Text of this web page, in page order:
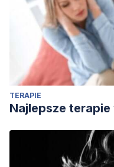
TERAPIE
Najlepsze